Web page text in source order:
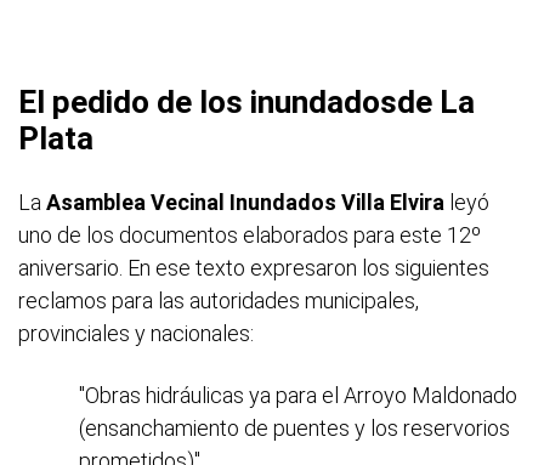
El pedido de los inundadosde La
Plata
La Asamblea Vecinal Inundados Villa Elvira leyó
uno de los documentos elaborados para este 12º
aniversario. En ese texto expresaron los siguientes
reclamos para las autoridades municipales,
provinciales y nacionales:
"Obras hidráulicas ya para el Arroyo Maldonado
(ensanchamiento de puentes y los reservorios